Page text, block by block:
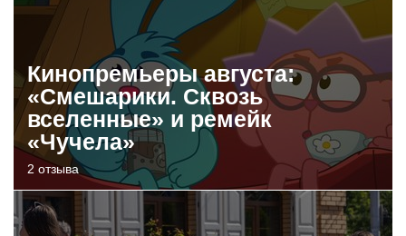
Кинопремьеры августа:
«Смешарики. Сквозь
вселенные» и ремейк
«Чучела»
2 отзыва